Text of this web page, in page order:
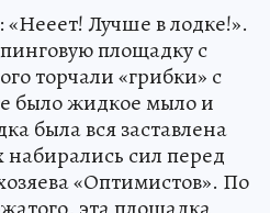
Лучше в лодке!».
площадку с
торчали «грибки» с
было жидкое мыло и
была вся заставлена
сил перед
«Оптимистов». По